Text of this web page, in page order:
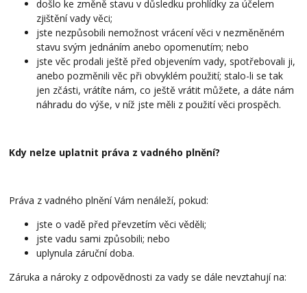
došlo ke změně stavu v důsledku prohlídky za účelem
zjištění vady věci;
jste nezpůsobili nemožnost vrácení věci v nezměněném
stavu svým jednáním anebo opomenutím; nebo
jste věc prodali ještě před objevením vady, spotřebovali ji,
anebo pozměnili věc při obvyklém použití; stalo-li se tak
jen zčásti, vrátíte nám, co ještě vrátit můžete, a dáte nám
náhradu do výše, v níž jste měli z použití věci prospěch.
Kdy nelze uplatnit práva z vadného plnění?
Práva z vadného plnění Vám nenáleží, pokud:
jste o vadě před převzetím věci věděli;
jste vadu sami způsobili; nebo
uplynula záruční doba.
Záruka a nároky z odpovědnosti za vady se dále nevztahují na: